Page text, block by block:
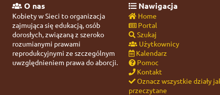
O nas
Kobiety w Sieci to organizacja
zajmująca się edukacją, osób
dorosłych, związaną z szeroko
rozumianymi prawami
reprodukcyjnymi ze szczególnym
uwzględnieniem prawa do aborcji.
Nawigacja
Home
Portal
Szukaj
Użytkownicy
Kalendarz
Pomoc
Kontakt
Oznacz wszystkie działy
przeczytane